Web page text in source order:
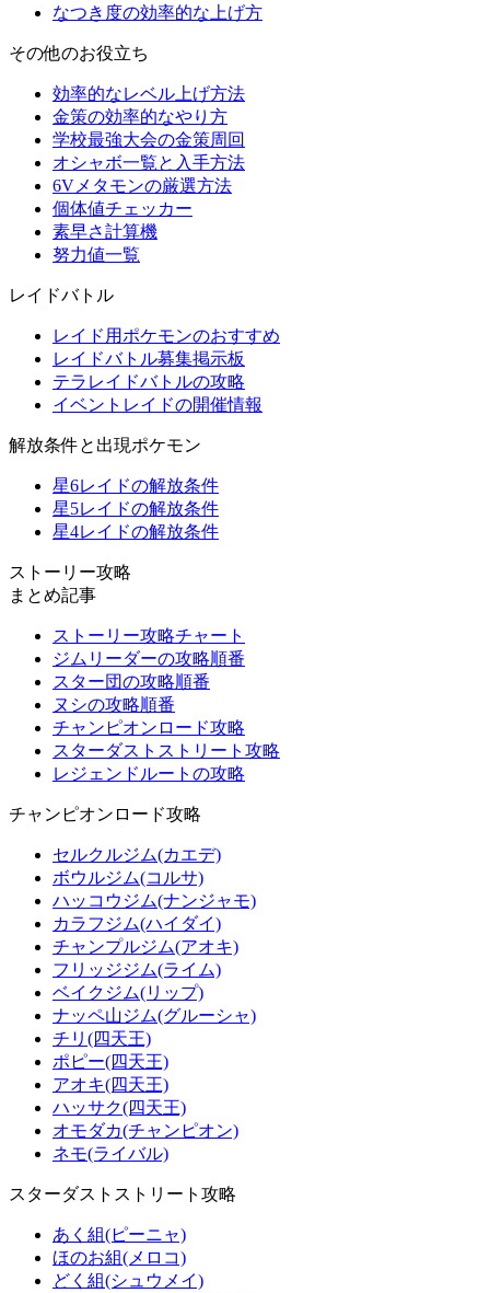
なつき度の効率的な上げ方
その他のお役立ち
効率的なレベル上げ方法
金策の効率的なやり方
学校最強大会の金策周回
オシャボ一覧と入手方法
6Vメタモンの厳選方法
個体値チェッカー
素早さ計算機
努力値一覧
レイドバトル
レイド用ポケモンのおすすめ
レイドバトル募集掲示板
テラレイドバトルの攻略
イベントレイドの開催情報
解放条件と出現ポケモン
星6レイドの解放条件
星5レイドの解放条件
星4レイドの解放条件
ストーリー攻略
まとめ記事
ストーリー攻略チャート
ジムリーダーの攻略順番
スター団の攻略順番
ヌシの攻略順番
チャンピオンロード攻略
スターダストストリート攻略
レジェンドルートの攻略
チャンピオンロード攻略
セルクルジム(カエデ)
ボウルジム(コルサ)
ハッコウジム(ナンジャモ)
カラフジム(ハイダイ)
チャンプルジム(アオキ)
フリッジジム(ライム)
ベイクジム(リップ)
ナッペ山ジム(グルーシャ)
チリ(四天王)
ポピー(四天王)
アオキ(四天王)
ハッサク(四天王)
オモダカ(チャンピオン)
ネモ(ライバル)
スターダストストリート攻略
あく組(ピーニャ)
ほのお組(メロコ)
どく組(シュウメイ)